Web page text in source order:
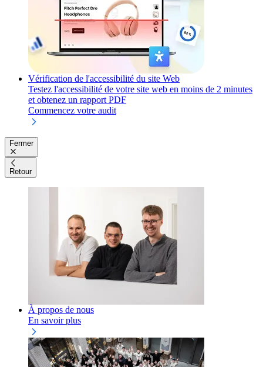
Vérification de l'accessibilité du site Web
Testez l'accessibilité de votre site web en moins de 2 minutes
et obtenez un rapport PDF
Commencez votre audit
Fermer
Retour
À propos de nous
En savoir plus